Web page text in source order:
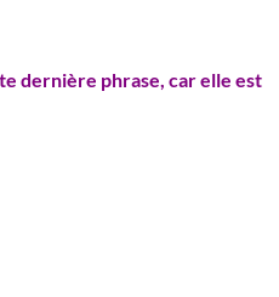
dernière phrase, car elle est